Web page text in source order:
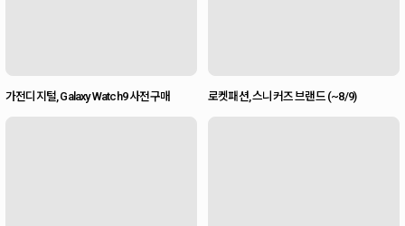
가전디지털, Galaxy Watch9 사전구매 로켓패션, 스니커즈 브랜드 (~8/9)